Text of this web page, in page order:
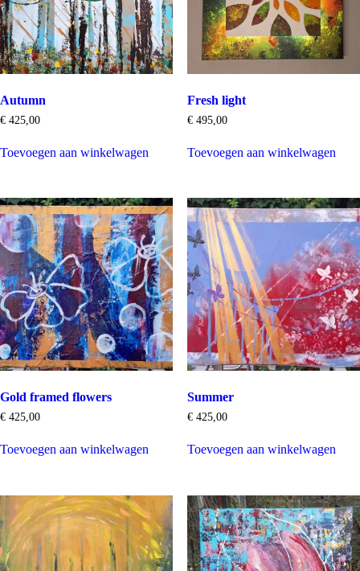
Autumn
€ 425,00
Toevoegen aan winkelwagen
Fresh light
€495,00
Toevoegen aan winkelwagen
Gold framed flowers
€ 425,00
Toevoegen aan winkelwagen
Summer
€425,00
Toevoegen aan winkelwagen